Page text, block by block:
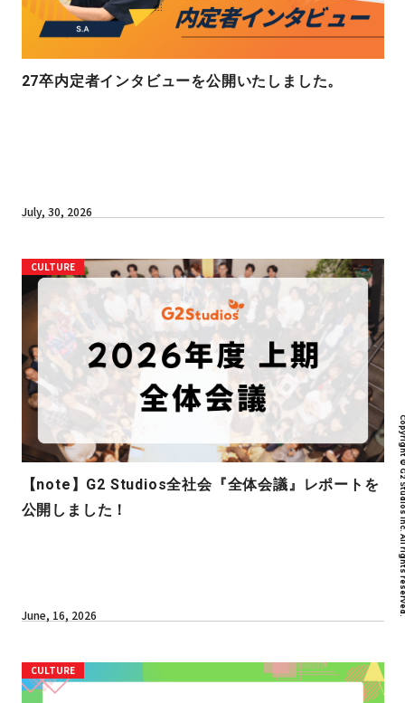
Copyright © G2
27卒内定者インタビューを公開いたしました。
July, 30, 2026
CULTURE
【note】G2 Studios全社会『全体会議』レポートを
公開しました！
June, 16, 2026
CULTURE